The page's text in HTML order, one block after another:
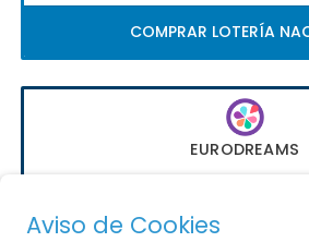
COMPRAR LOTERÍA
EURODREAMS
PRÓXIMO BOTE
Aviso de Cookies